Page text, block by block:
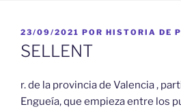
PUBLICADO
EL
23/09/2021 POR HISTORIA DE
SELLENT
r. de la provincia de Valencia ,
Engueía, que empieza entre los